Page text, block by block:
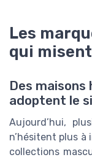
Les
qui
Des
adoptent le
Aujourd’hui,
n’hésitent plus
collections